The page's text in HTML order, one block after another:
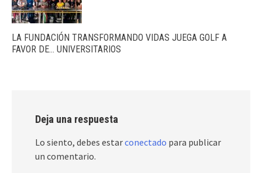
LA FUNDACIÓN TRANSFORMANDO VIDAS JUEGA GOLF A
FAVOR DE… UNIVERSITARIOS
Deja una respuesta
Lo siento, debes estarconectado para publicar
un comentario.